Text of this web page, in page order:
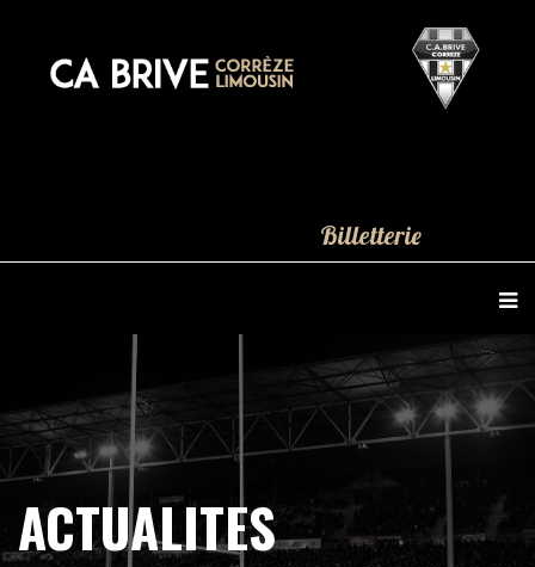
Billetterie
ACTUALITES